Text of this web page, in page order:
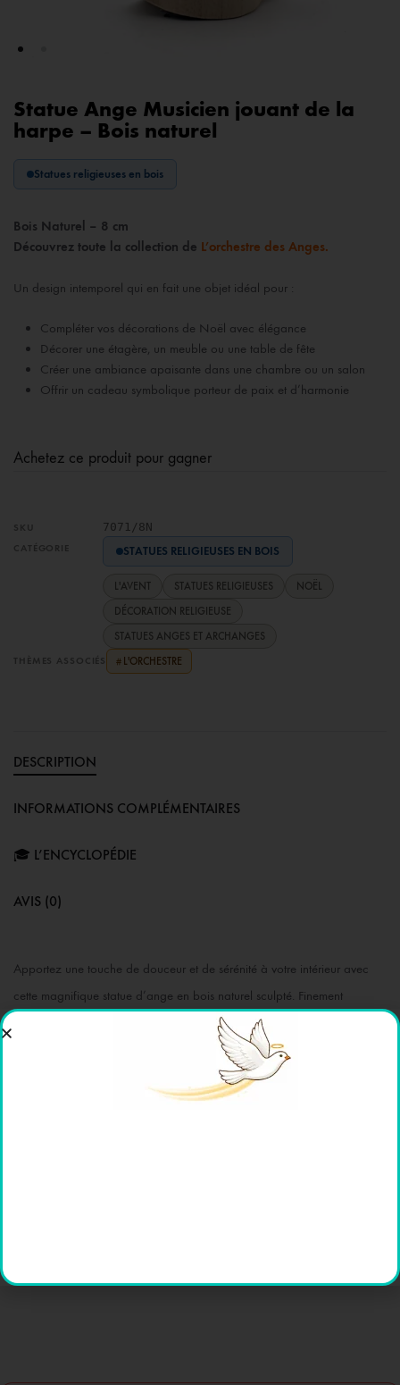
Statue Ange Musicien jouant de la
harpe – Bois naturel
Statues religieuses en bois
Bois Naturel – 8 cm
Découvrez toute la collection de L’orchestre des Anges.
Un design intemporel qui en fait une objet idéal pour :
Compléter vos décorations de Noël avec élégance
Décorer une étagère, un meuble ou une table de fête
Créer une ambiance apaisante dans une chambre ou un salon
Offrir un cadeau symbolique porteur de paix et d’harmonie
Achetez ce produit pour gagner
SKU 7071/8N
CATÉGORIE STATUES RELIGIEUSES EN BOIS
L'AVENT STATUES RELIGIEUSES
NOËL
DÉCORATION RELIGIEUSE
STATUES ANGES ET ARCHANGES
THÈMES ASSOCIÉS # L'ORCHESTRE
DESCRIPTION
INFORMATIONS COMPLÉMENTAIRES
🎓 L’ENCYCLOPÉDIE
AVIS (0)
Apportez une touche de douceur et de sérénité à votre intérieur avec
cette magnifique statue d’ange en bois naturel sculpté. Finement
travaillée, elle représente un petit ange aux ailes détaillées, jouant de la
harpe et semblant jouer une douce mélodie.